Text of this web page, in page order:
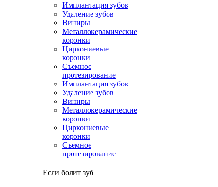
Имплантация зубов
Удаление зубов
Виниры
Металлокерамические
коронки
Циркониевые
коронки
Съемное
протезирование
Имплантация зубов
Удаление зубов
Виниры
Металлокерамические
коронки
Циркониевые
коронки
Съемное
протезирование
Если болит зуб